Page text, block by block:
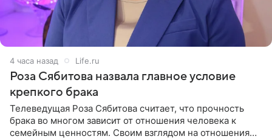
4 часа назад Life.ru
Роза Сябитова назвала главное условие
крепкого брака
Телеведущая Роза Сябитова считает, что прочность
брака во многом зависит от отношения человека к
семейным ценностям. Своим взглядом на отношения